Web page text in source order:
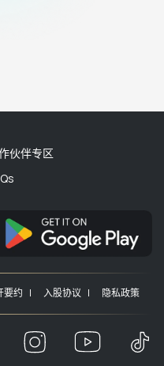
伙伴专区
要约 | 入股协议 | 隐私政策